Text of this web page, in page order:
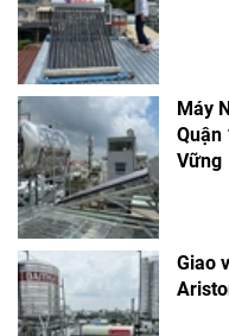
Máy
Quận
Vững
Giao